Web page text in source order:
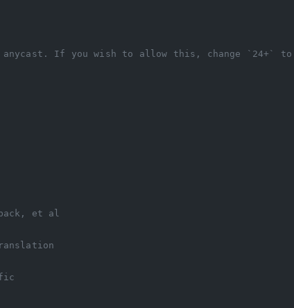
anycast. If you wish to allow this, change `24+`
et al